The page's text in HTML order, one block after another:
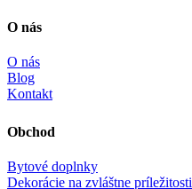
O nás
O nás
Blog
Kontakt
Obchod
Bytové doplnky
Dekorácie na zvláštne príležitosti